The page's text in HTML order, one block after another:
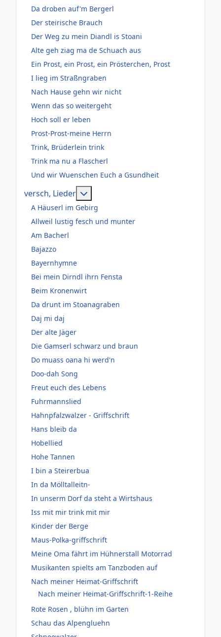
Da droben auf'm Bergerl
Der steirische Brauch
Der Weg zu mein Diandl is Stoani
Alte geh ziag ma de Schuach aus
Ein Prost, ein Prost, ein Prösterchen, Prost
I lieg im Straßngraben
Nach Hause gehn wir nicht
Wenn das so weitergeht
Hoch soll er leben
Prost-Prost-meine Herrn
Trink, Brüderlein trink
Trink ma nu a Flascherl
Und wir Wuenschen Euch a Gsundheit
versch, Lieder
A Häuserl im Gebirg
Allweil lustig fesch und munter
Am Bacherl
Bajazzo
Bayernhymne
Bei mein Dirndl ihrn Fensta
Beim Kronenwirt
Da drunt im Stoanagraben
Daj mi daj
Der alte Jäger
Die Gamserl schwarz und braun
Do muass oana hi werd'n
Doo-dah Song
Freut euch des Lebens
Fuhrmannslied
Hahnpfalzwalzer - Griffschrift
Hans bleib da
Hobellied
Hohe Tannen
I bin a Steirerbua
In da Mölltalleitn-
In unserm Dorf da steht a Wirtshaus
Iss mit mir trink mit mir
Kinder der Berge
Maus-Polka-griffschrift
Meine Oma fährt im Hühnerstall Motorrad
Musikanten spielts am Tanzboden auf
Nach meiner Heimat-Griffschrift
Nach meiner Heimat-Griffschrift-1-Reihe
Rote Rosen , blühn im Garten
Schau das Alpengluehn